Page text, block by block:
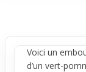
Voici un
d’un vert-